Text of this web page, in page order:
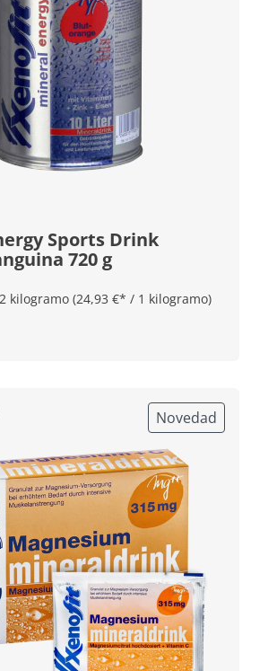
Sports Drink
720 g
kilogramo (24,93 €* / 1 kilogramo)
Novedad